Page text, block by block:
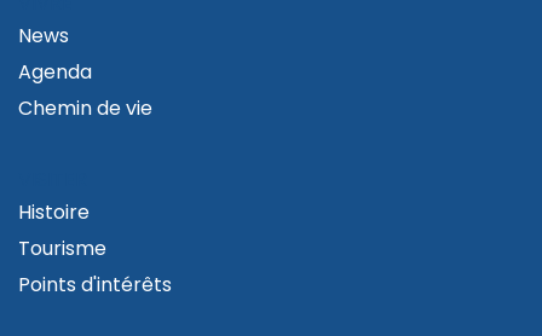
News
Agenda
Chemin de vie
Histoire
Tourisme
Points d'intérêts